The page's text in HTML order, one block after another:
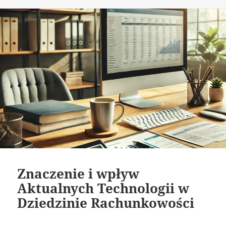
Znaczenie i wpływ
Aktualnych Technologii w
Dziedzinie Rachunkowości